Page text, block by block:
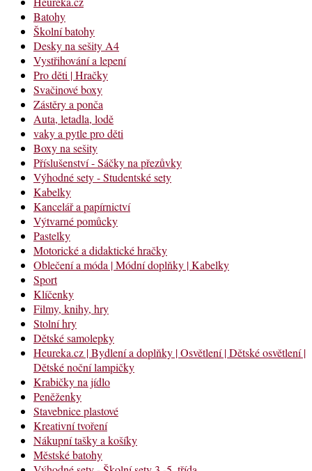
Batohy
Školní batohy
Desky na sešity A4
Vystřihování a lepení
Pro děti | Hračky
Svačinové boxy
Zástěry a ponča
Auta, letadla, lodě
vaky a pytle pro děti
Boxy na sešity
Příslušenství - Sáčky na přezůvky
Výhodné sety - Studentské sety
Kabelky
Kancelář a papírnictví
Výtvarné pomůcky
Pastelky
Motorické a didaktické hračky
Oblečení a móda | Módní doplňky | Kabelky
Sport
Klíčenky
Filmy, knihy, hry
Stolní hry
Dětské samolepky
Heureka.cz | Bydlení a doplňky | Osvětlení | Dětské osvětlení |
Dětské noční lampičky
Krabičky na jídlo
Peněženky
Stavebnice plastové
Kreativní tvoření
Nákupní tašky a košíky
Městské batohy